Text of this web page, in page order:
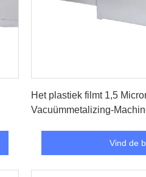
Het plastiek filmt 1,5
Vacuümmetalizing-
Vind de